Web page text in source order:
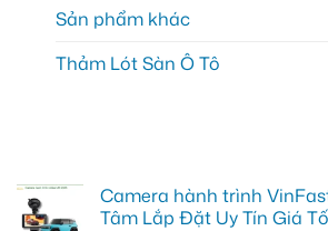
Sản phẩm khác
Thảm Lót Sàn Ô Tô
Camera hành trình
Tâm Lắp Đặt Uy Tín Giá